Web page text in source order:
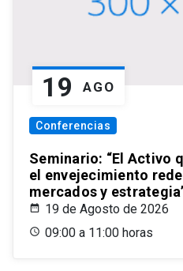
19 AGO
Conferencias
Seminario: “El Activo
el envejecimiento
mercados y
19 de Agosto de 2026
09:00 a 11:00 horas